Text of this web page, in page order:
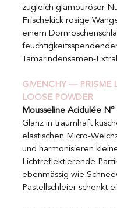
zugleich glamouröser
Frischekick rosige
einem
Tamarindensamen-
GIVENCHY — PRISME
LOOSE POWDER
Mousseline Acidulée N°
Glanz in traumhaft
elastischen Micro-
und harmonisieren
Lichtreflektierende
ebenmässig wie
Pastellschleier schenkt